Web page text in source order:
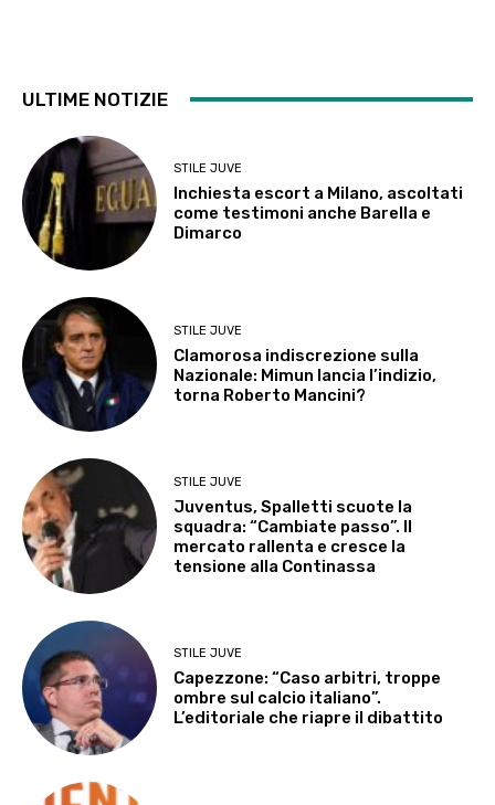
ULTIME NOTIZIE
STILE JUVE
Inchiesta escort a Milano, ascoltati
come testimoni anche Barella e
Dimarco
STILE JUVE
Clamorosa indiscrezione sulla
Nazionale: Mimun lancia l’indizio,
torna Roberto Mancini?
STILE JUVE
Juventus, Spalletti scuote la
squadra: “Cambiate passo”. Il
mercato rallenta e cresce la
tensione alla Continassa
STILE JUVE
Capezzone: “Caso arbitri, troppe
ombre sul calcio italiano”.
L’editoriale che riapre il dibattito